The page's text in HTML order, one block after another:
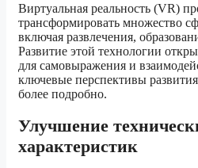
Виртуальная реальность (VR)
трансформировать множество
включая развлечения,
Развитие этой технологии
для самовыражения и
ключевые перспективы
более подробно.
Улучшение
характеристик